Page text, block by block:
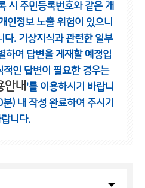
시 주민등록번호와 같은 개
인정보 노출 위험이 있으니
다. 기상지식과 관련한 일부
하여 답변을 게재할 예정입
인 답변이 필요한 경우는
안내 '를 이용하시기 바랍니
) 내 작성 완료하여 주시기
니다.